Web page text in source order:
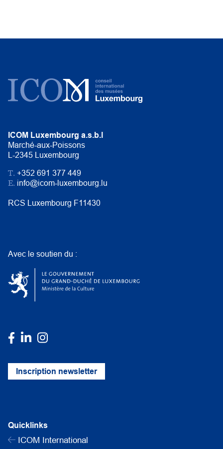
ICOM Luxembourg a.s.b.l
Marché-aux-Poissons
L-2345 Luxembourg
T. +352 691 377 449
E. info@icom-luxembourg.lu
RCS Luxembourg F11430
Avec le soutien du :
Inscription newsletter
Quicklinks
ICOM International